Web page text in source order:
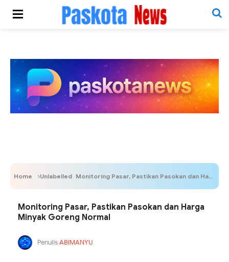
Home Unlabelled Monitoring Pasar, Pastikan Pasokan dan Harga Minyak Goreng Normal
Monitoring Pasar, Pastikan Pasokan dan Harga
Minyak Goreng Normal
PenulisABIMANYU